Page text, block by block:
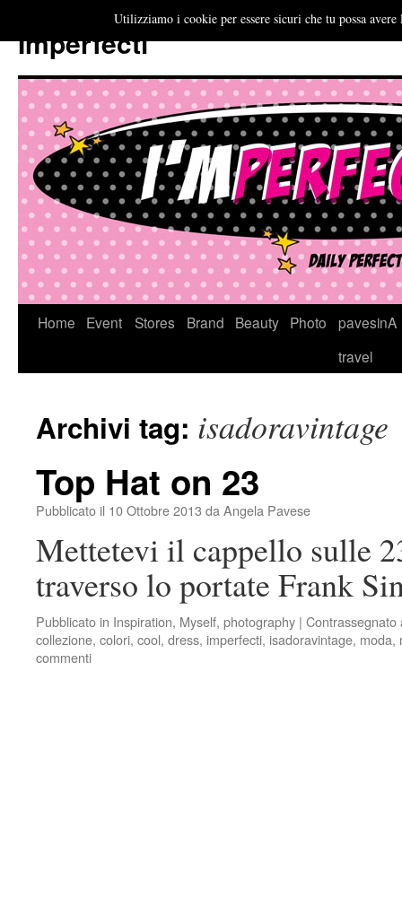
Imperfecti
VaiHome Event Stores Brand Beauty Photo
pavesinA
travel
Archivi tag: isadoravintage
Top Hat on 23
Pubblicato il 10 Ottobre 2013 da Angela Pavese
Mettetevi il cappello sulle
traverso lo portate Frank
Pubblicato in Inspiration, Myself, photography | Contrassegnato
collezione, colori, cool, dress, imperfecti, isadoravintage, moda,
commenti
Utilizziamo i cookie per essere sicuri che tu possa